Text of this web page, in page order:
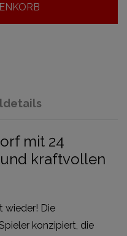
mit 24
kraftvollen
wieder! Die
konzipiert, die